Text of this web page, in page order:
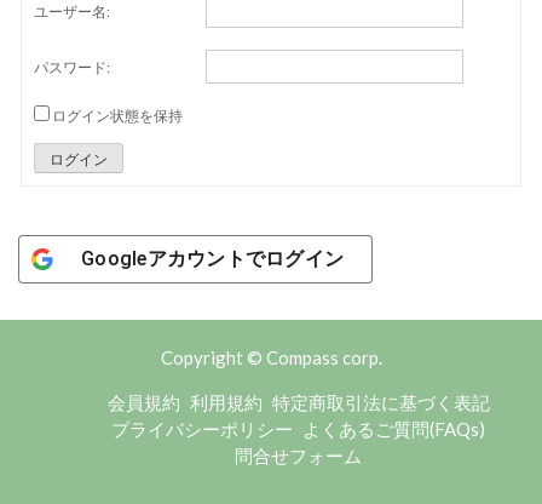
ユーザー名:
パスワード:
ログイン状態を保持
ログイン
Googleアカウントでログイン
Copyright © Compass corp.
会員規約 利用規約 特定商取引法に基づく表記
プライバシーポリシー
よくあるご質問(FAQs)
問合せフォーム